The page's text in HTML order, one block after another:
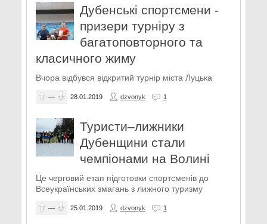
Дубенські спортсмени -
призери турніру з
багатоповторного та
класичного жиму
Вчора відбувся відкритий турнір міста Луцька
— 28.01.2019 dzvonyk 1
Туристи–лижники
Дубенщини стали
чемпіонами на Волині
Це черговий етап підготовки спортсменів до
Всеукраїнських змагань з лижного туризму
— 25.01.2019 dzvonyk 1